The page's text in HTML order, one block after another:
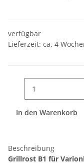
verfügbar
Lieferzeit: ca. 4
In den Warenkorb
Beschreibung
Grillrost B1 für